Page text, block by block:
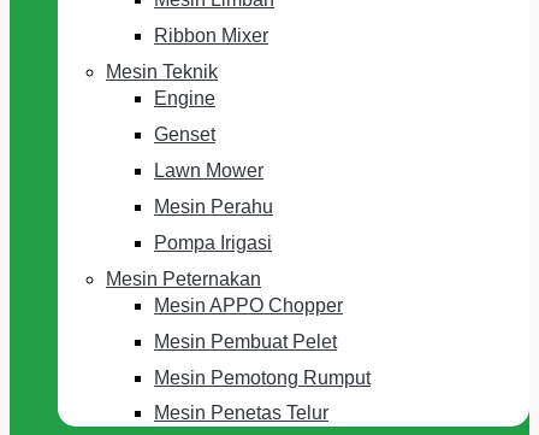
Ribbon Mixer
Mesin Teknik
Engine
Genset
Lawn Mower
Mesin Perahu
Pompa Irigasi
Mesin Peternakan
Mesin APPO Chopper
Mesin Pembuat Pelet
Mesin Pemotong Rumput
Mesin Penetas Telur